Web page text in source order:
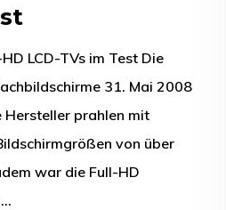
LCD-TVs im Test Die
31. Mai 2008
Hersteller prahlen mit
von über
war die Full-HD